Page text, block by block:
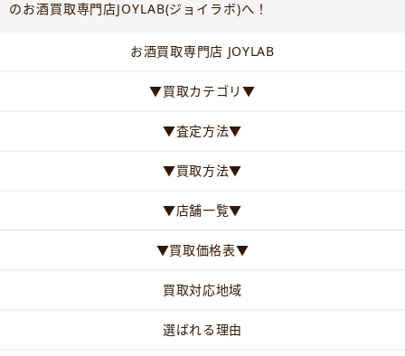
のお酒買取専門店JOYLAB(ジョイラボ)へ！
お酒買取専門店 JOYLAB
▼買取カテゴリ▼
▼査定方法▼
▼買取方法▼
▼店舗一覧▼
▼買取価格表▼
買取対応地域
選ばれる理由